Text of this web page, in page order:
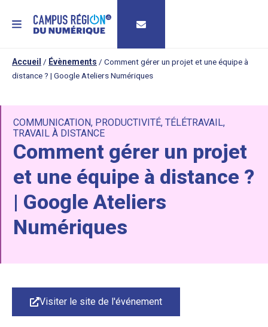
MENU
Accueil / Évènements / Comment gérer un projet et une équipe à
distance ? | Google Ateliers Numériques
COMMUNICATION, PRODUCTIVITÉ, TÉLÉTRAVAIL,
TRAVAIL À DISTANCE
Comment gérer un projet
et une équipe à distance ?
| Google Ateliers
Numériques
Visiter le site de l'événement